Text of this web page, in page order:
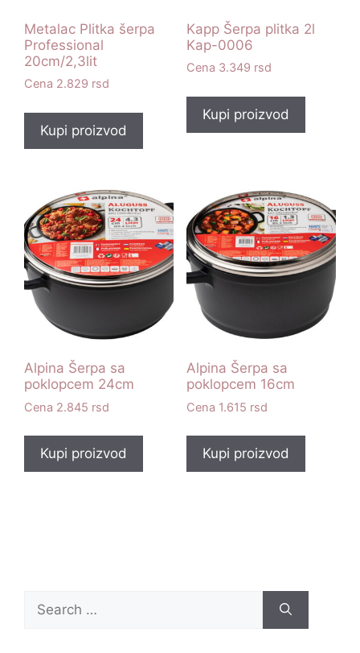
Metalac Plitka šerpa
Professional
20cm/2,3lit
2.829 rsd
Kupi proizvod
Kapp Šerpa plitka 2l
Kap-0006
3.349 rsd
Kupi proizvod
Alpina Šerpa sa
poklopcem 24cm
2.845 rsd
Kupi proizvod
Alpina Šerpa sa
poklopcem 16cm
1.615 rsd
Kupi proizvod